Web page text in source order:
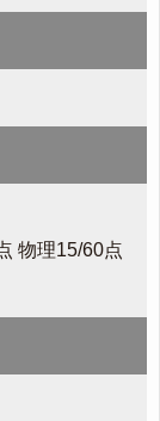
物理15/60点